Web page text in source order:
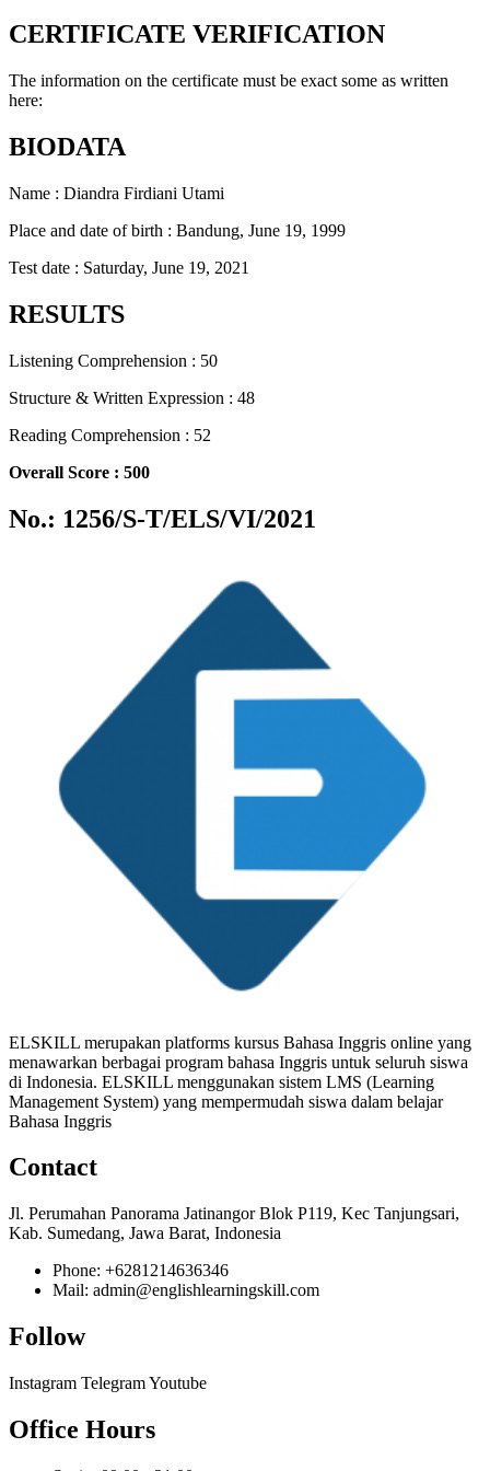
CERTIFICATE VERIFICATION
The information on the certificate must be exact some as written
here:
BIODATA
Name : Diandra Firdiani Utami
Place and date of birth : Bandung, June 19, 1999
Test date : Saturday, June 19, 2021
RESULTS
Listening Comprehension : 50
Structure & Written Expression : 48
Reading Comprehension : 52
Overall Score : 500
No.: 1256/S-T/ELS/VI/2021
ELSKILL merupakan platforms kursus Bahasa Inggris online yang
menawarkan berbagai program bahasa Inggris untuk seluruh siswa
di Indonesia. ELSKILL menggunakan sistem LMS (Learning
Management System) yang mempermudah siswa dalam belajar
Bahasa Inggris
Contact
Jl. Perumahan Panorama Jatinangor Blok P119, Kec Tanjungsari,
Kab. Sumedang, Jawa Barat, Indonesia
Phone: +6281214636346
Mail: admin@englishlearningskill.com
Follow
Instagram TelegramYoutube
Office Hours